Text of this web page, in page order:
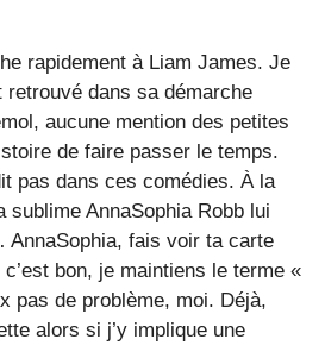
rapidement à Liam James. Je
retrouvé dans sa démarche
aucune mention des petites
de faire passer le temps.
pas dans ces comédies. À la
sublime AnnaSophia Robb lui
fais voir ta carte
bon, je maintiens le terme «
pas de problème, moi. Déjà,
alors si j’y implique une